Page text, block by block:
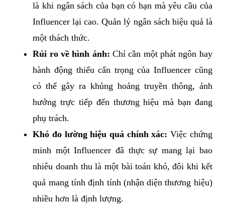
là khi ngân sách của bạn có hạn mà yêu cầu của
Influencer lại cao. Quản lý ngân sách hiệu quả là
một thách thức.
Rủi ro về hình ảnh: Chỉ cần một phát ngôn hay
hành động thiếu cẩn trọng của Influencer cũng
có thể gây ra khủng hoảng truyền thông, ảnh
hưởng trực tiếp đến thương hiệu mà bạn đang
phụ trách.
Khó đo lường hiệu quả chính xác: Việc chứng
minh một Influencer đã thực sự mang lại bao
nhiêu doanh thu là một bài toán khó, đôi khi kết
quả mang tính định tính (nhận diện thương hiệu)
nhiều hơn là định lượng.